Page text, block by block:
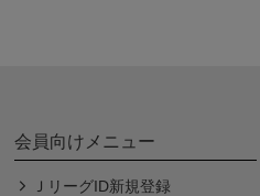
会員向けメニュー
ＪリーグID新規登録